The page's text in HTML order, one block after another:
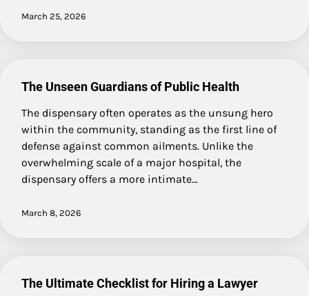
March 25, 2026
The Unseen Guardians of Public Health
The dispensary often operates as the unsung hero
within the community, standing as the first line of
defense against common ailments. Unlike the
overwhelming scale of a major hospital, the
dispensary offers a more intimate…
March 8, 2026
The Ultimate Checklist for Hiring a Lawyer